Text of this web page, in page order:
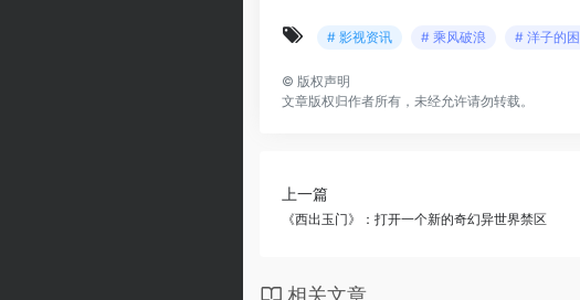
# 影视资讯 # 乘风破浪 # 洋子的
© 版权声明
文章版权归作者所有，未经允许请勿转载。
上一篇
《西出玉门》：打开一个新的奇幻异世界禁区
相关文章